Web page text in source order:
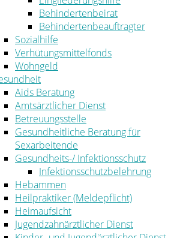
Behindertenbeirat
Behindertenbeauftragter
Sozialhilfe
Verhütungsmittelfonds
Wohngeld
Aids Beratung
Amtsärztlicher Dienst
Betreuungsstelle
Gesundheitliche Beratung für
Sexarbeitende
Gesundheits-/ Infektionsschutz
Infektionsschutzbelehrung
Hebammen
Heilpraktiker (Meldepflicht)
Heimaufsicht
Jugendzahnärztlicher Dienst